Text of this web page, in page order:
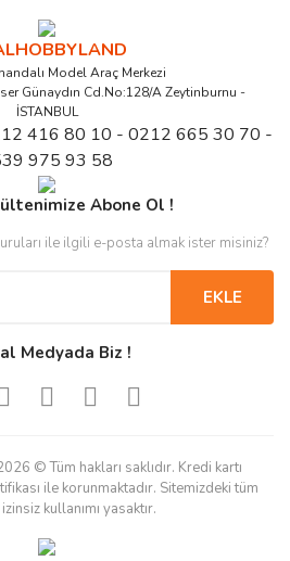
Model Araç Merkezi
Günaydın Cd.No:128/A Zeytinburnu -
İSTANBUL
416 80 10 - 0212 665 30 70 -
975 93 58
Abone Ol !
ile ilgili e-posta almak ister misiniz?
EKLE
Medyada Biz !
© Tüm hakları saklıdır. Kredi kartı
ile korunmaktadır. Sitemizdeki tüm
kullanımı yasaktır.